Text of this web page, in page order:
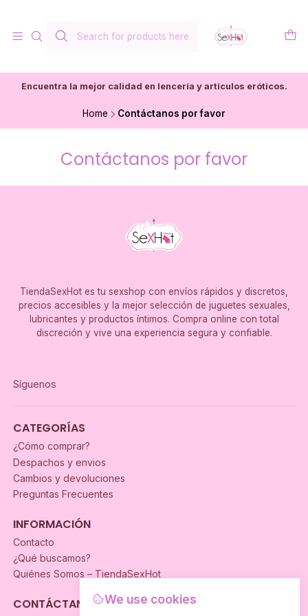
Encuentra la mejor calidad en lencería y artículos eróticos.
Home Contáctanos por favor
Contáctanos por favor
TiendaSexHot es tu sexshop con envíos rápidos y discretos,
precios accesibles y la mejor selección de juguetes sexuales,
lubricantes y productos íntimos. Compra online con total
discreción y vive una experiencia segura y confiable.
Síguenos
CATEGORÍAS
¿Cómo comprar?
Despachos y envios
Cambios y devoluciones
Preguntas Frecuentes
INFORMACIÓN
Contacto
¿Qué buscamos?
Quiénes Somos – TiendaSexHot
CONTÁCTANOS We use cookies